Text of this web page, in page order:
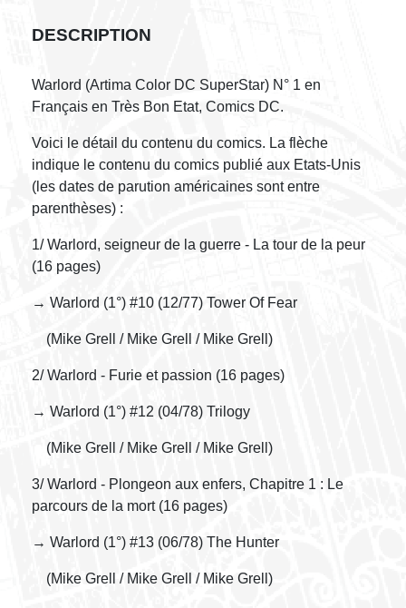
DESCRIPTION
Warlord (Artima Color DC SuperStar) N° 1 en
Français en Très Bon Etat, Comics DC.
Voici le détail du contenu du comics. La flèche
indique le contenu du comics publié aux Etats-Unis
(les dates de parution américaines sont entre
parenthèses) :
1/ Warlord, seigneur de la guerre - La tour de la peur
(16 pages)
→ Warlord (1°) #10 (12/77) Tower Of Fear
(Mike Grell / Mike Grell / Mike Grell)
2/ Warlord - Furie et passion (16 pages)
→ Warlord (1°) #12 (04/78) Trilogy
(Mike Grell / Mike Grell / Mike Grell)
3/ Warlord - Plongeon aux enfers, Chapitre 1 : Le
parcours de la mort (16 pages)
→ Warlord (1°) #13 (06/78) The Hunter
(Mike Grell / Mike Grell / Mike Grell)